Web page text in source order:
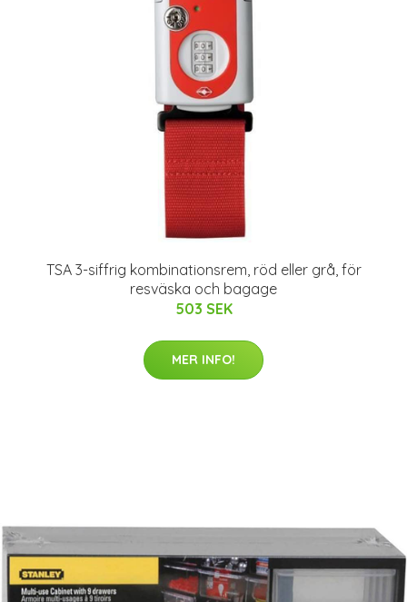
TSA 3-siffrig kombinationsrem, röd eller grå, för
resväska och bagage
503 SEK
MER INFO!